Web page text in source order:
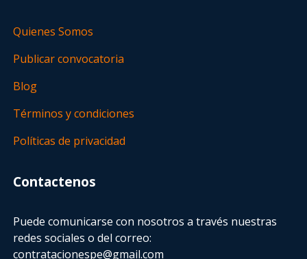
Quienes Somos
Publicar convocatoria
Blog
Términos y condiciones
Políticas de privacidad
Contactenos
Puede comunicarse con nosotros a través nuestras
redes sociales o del correo:
contratacionespe@gmail.com